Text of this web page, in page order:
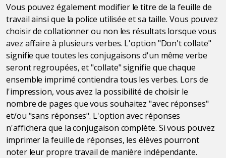
Vous pouvez également modifier le titre de la feuille de
travail ainsi que la police utilisée et sa taille. Vous pouvez
choisir de collationner ou non les résultats lorsque vous
avez affaire à plusieurs verbes. L'option "Don't collate"
signifie que toutes les conjugaisons d'un même verbe
seront regroupées, et "collate" signifie que chaque
ensemble imprimé contiendra tous les verbes. Lors de
l'impression, vous avez la possibilité de choisir le
nombre de pages que vous souhaitez "avec réponses"
et/ou "sans réponses". L'option avec réponses
n'affichera que la conjugaison complète. Si vous pouvez
imprimer la feuille de réponses, les élèves pourront
noter leur propre travail de manière indépendante.